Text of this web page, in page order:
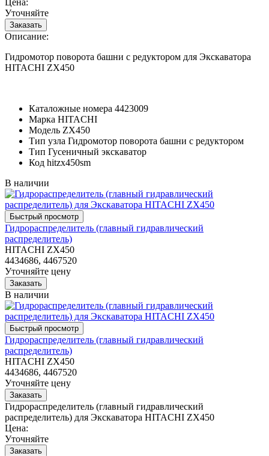
Уточняйте
Описание:
Гидромотор поворота башни с редуктором для Экскаватора
HITACHI ZX450
Каталожные номера 4423009
Марка HITACHI
Модель ZX450
Тип узла Гидромотор поворота башни с редуктором
Тип Гусеничный экскаватор
Код hitzx450sm
В наличии
Гидрораспределитель (главный гидравлический
распределитель)
HITACHI ZX450
4434686, 4467520
Уточняйте цену
В наличии
Гидрораспределитель (главный гидравлический
распределитель)
HITACHI ZX450
4434686, 4467520
Уточняйте цену
Гидрораспределитель (главный гидравлический
распределитель) для Экскаватора HITACHI ZX450
Цена:
Уточняйте